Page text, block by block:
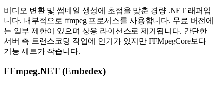
비디오 변환 및 썸네일 생성에 초점을 맞춘 경량 .NET 래퍼입
니다. 내부적으로 ffmpeg 프로세스를 사용합니다. 무료 버전에
는 일부 제한이 있으며 상용 라이선스로 제거됩니다. 간단한
서버 측 트랜스코딩 작업에 인기가 있지만 FFMpegCore보다
기능 세트가 작습니다.
FFmpeg.NET (Embedex)